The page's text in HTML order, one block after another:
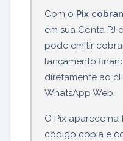
Com o Pix
em sua Conta PJ
pode emitir
lançamento
diretamente ao
WhatsApp Web.
O Pix aparece
código copia e